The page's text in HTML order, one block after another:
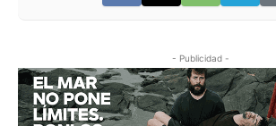
- Publicidad -